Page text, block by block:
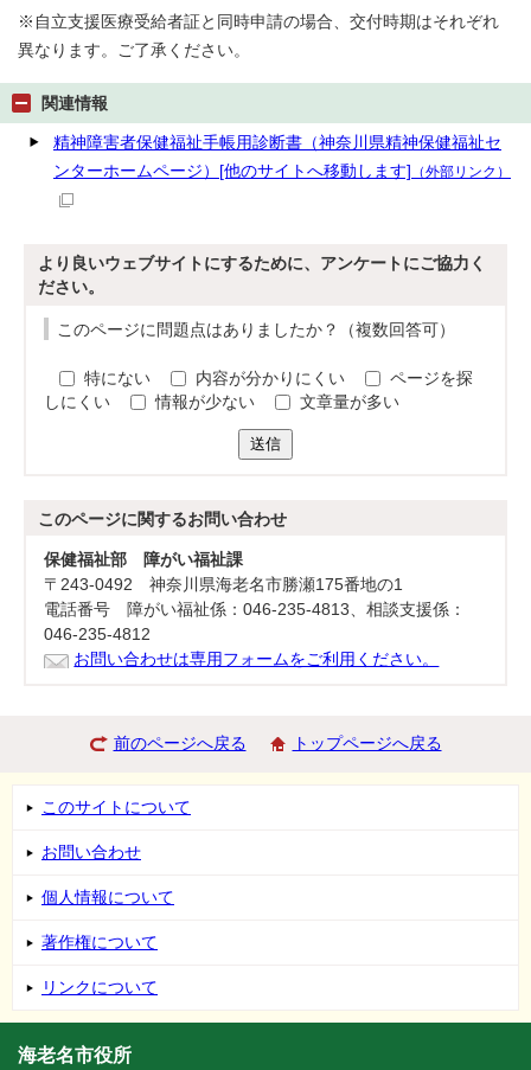
※自立支援医療受給者証と同時申請の場合、交付時期はそれぞれ
異なります。ご了承ください。
関連情報
精神障害者保健福祉手帳用診断書（神奈川県精神保健福祉セ
ンターホームページ）[他のサイトへ移動します]
（外部リンク）
より良いウェブサイトにするために、アンケートにご協力く
ださい。
このページに問題点はありましたか？（複数回答可）
特にない 内容が分かりにくい
ページを探
しにくい
情報が少ない 文章量が多い
送信
このページに関するお問い合わせ
保健福祉部 障がい福祉課
〒243-0492 神奈川県海老名市勝瀬175番地の1
電話番号 障がい福祉係：046-235-4813、相談支援係：
046-235-4812
お問い合わせは専用フォームをご利用ください。
前のページへ戻る トップページへ戻る
このサイトについて
お問い合わせ
個人情報について
著作権について
リンクについて
海老名市役所